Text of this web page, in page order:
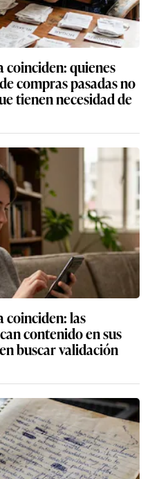
coinciden: quienes
compras pasadas no
tienen necesidad de
coinciden: las
contenido en sus
buscar validación